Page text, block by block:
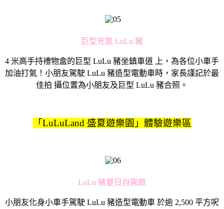
巨型充氣 LuLu 豬
4 米高手持禮物盒的巨型 LuLu 豬坐鎮車道 上，為各位小車手
加油打氣！小朋友駕駛 LuLu 豬造型電動車時，家長謹記於最
佳拍 攝位置為小朋友及巨型 LuLu 豬合照。
「LuLuLand 盛夏遊樂園」體驗遊樂區
LuLu 豬夏日自駕遊
小朋友化身小車手駕駛 LuLu 豬造型電動車 於逾 2,500 平方呎